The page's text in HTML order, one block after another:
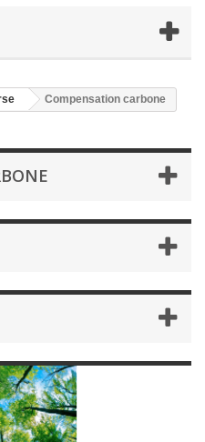
Compensation carbone